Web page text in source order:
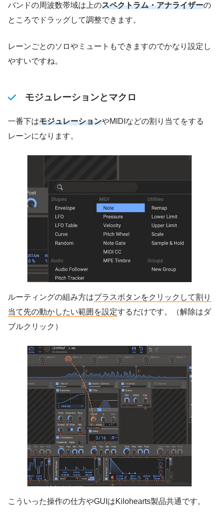
バンドの周波数帯域は上のスペクトラム・アナライザーの
ところでドラッグして調整できます。
レーンごとのソロやミュートもできますのでかなり設定し
やすいですね。
モジュレーションとマクロ
一番下はモジュレーションやMIDIなどの割り当てをする
レーンになります。
ルーティングの組み方はプラスボタンをクリックして割り
当て先の動かしたい範囲を設定するだけです。（解除はダ
ブルクリック）
こういった操作の仕方やGUIはKilohearts製品共通です。